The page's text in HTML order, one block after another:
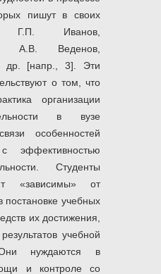
пишут в своих
Г.П. Иванов,
А.В. Веденов,
др. [напр., 3]. Эти
о том, что
организации
в вузе
особенностей
эффективностью
Студенты
«зависимы» от
постановке учебных
их достижения,
учебной
Они нуждаются в
и контроле со